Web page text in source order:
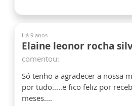
Há 9 anos
Elaine leonor rocha
comentou:
Só tenho a agradecer a nossa
por tudo.....e fico feliz por
meses....